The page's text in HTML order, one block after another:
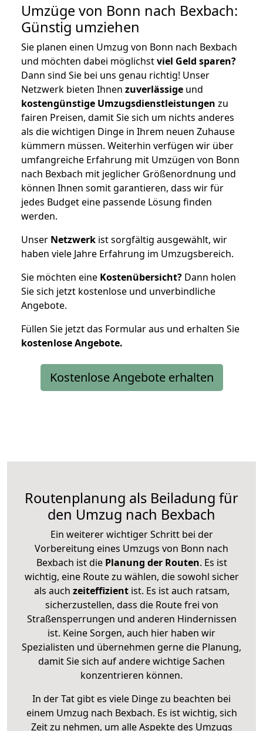
Umzüge von Bonn nach Bexbach:
Günstig umziehen
Sie planen einen Umzug von Bonn nach Bexbach
und möchten dabei möglichstviel Geld sparen?
Dann sind Sie bei uns genau richtig! Unser
Netzwerk bieten Ihnen zuverlässige und
kostengünstige Umzugsdienstleistungen zu
fairen Preisen, damit Sie sich um nichts anderes
als die wichtigen Dinge in Ihrem neuen Zuhause
kümmern müssen. Weiterhin verfügen wir über
umfangreiche Erfahrung mit Umzügen von Bonn
nach Bexbach mit jeglicher Größenordnung und
können Ihnen somit garantieren, dass wir für
jedes Budget eine passende Lösung finden
werden.
Unser Netzwerk ist sorgfältig ausgewählt, wir
haben viele Jahre Erfahrung im Umzugsbereich.
Sie möchten eine Kostenübersicht? Dann holen
Sie sich jetzt kostenlose und unverbindliche
Angebote.
Füllen Sie jetzt das Formular aus und erhalten Sie
kostenloseAngebote.
Kostenlose Angebote erhalten
Routenplanung als Beiladung für
den Umzug nach Bexbach
Ein weiterer wichtiger Schritt bei der
Vorbereitung eines Umzugs von Bonn nach
Bexbach ist diePlanung der Routen. Es ist
wichtig, eine Route zu wählen, die sowohl sicher
als auch zeiteffizientist. Es ist auch ratsam,
sicherzustellen, dass die Route frei von
Straßensperrungen und anderen Hindernissen
ist. Keine Sorgen, auch hier haben wir
Spezialisten und übernehmen gerne die Planung,
damit Sie sich auf andere wichtige Sachen
konzentrieren können.
In der Tat gibt es viele Dinge zu beachten bei
einem Umzug nach Bexbach. Es ist wichtig, sich
Zeit zu nehmen, um alle Aspekte des Umzugs